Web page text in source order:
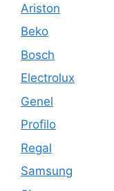
Ariston
Beko
Bosch
Electrolux
Genel
Profilo
Regal
Samsung